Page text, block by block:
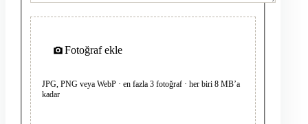
Fotoğraf ekle
JPG, PNG veya WebP · en fazla 3 fotoğraf · her biri 8 MB’a
kadar